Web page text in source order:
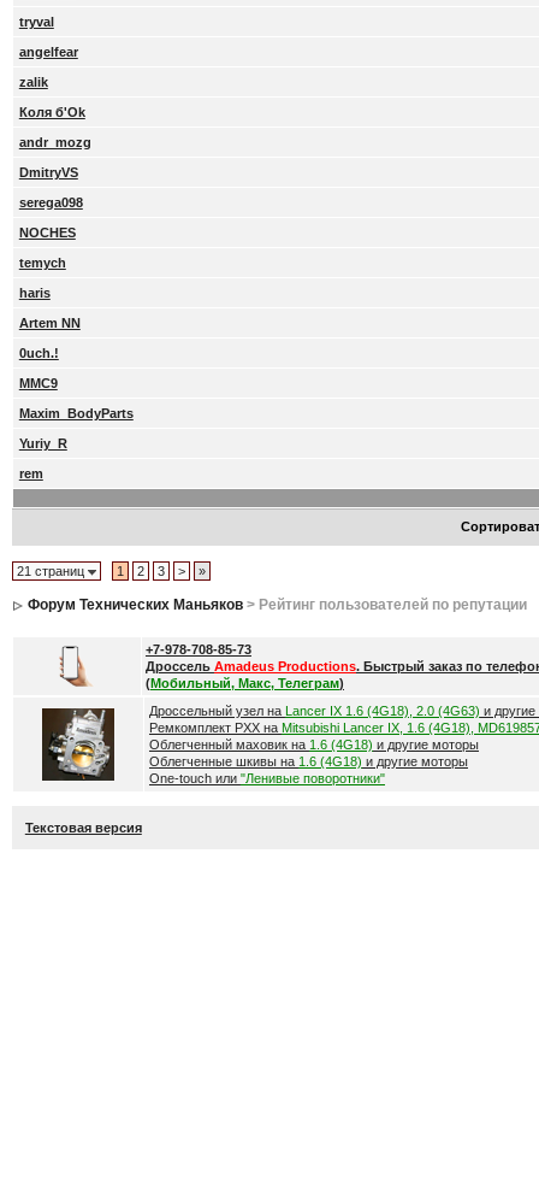
tryval
angelfear
zalik
Коля б'Ok
andr_mozg
DmitryVS
serega098
NOCHES
temych
haris
Artem NN
0uch.!
MMC9
Maxim_BodyParts
Yuriy_R
rem
21 страниц 1 2 3 > »
Форум Технических Маньяков> Рейтинг пользователей по репутации
+7-978-708-85-73
Дроссель Amadeus Productions. Быстрый заказ по
(Мобильный, Макс, Телеграм)
Дроссельный узел на Lancer IX 1.6 (4G18), 2.0 (4G63) и
Ремкомплект РХХ на Mitsubishi Lancer IX, 1.6 (4G18),
Облегченный маховик на 1.6 (4G18) и другие моторы
Облегченные шкивы на 1.6 (4G18) и другие моторы
One-touch или "Ленивые поворотники"
Текстовая версия